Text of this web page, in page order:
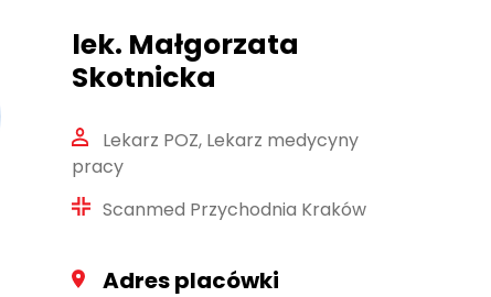
lek. Małgorzata
Skotnicka
Lekarz POZ, Lekarz medycyny
pracy
Scanmed Przychodnia Kraków
Adres placówki